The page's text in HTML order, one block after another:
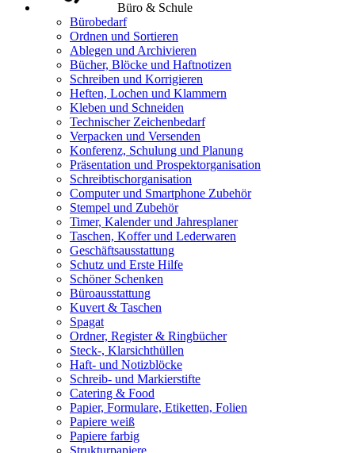
Büro & Schule
Bürobedarf
Ordnen und Sortieren
Ablegen und Archivieren
Bücher, Blöcke und Haftnotizen
Schreiben und Korrigieren
Heften, Lochen und Klammern
Kleben und Schneiden
Technischer Zeichenbedarf
Verpacken und Versenden
Konferenz, Schulung und Planung
Präsentation und Prospektorganisation
Schreibtischorganisation
Computer und Smartphone Zubehör
Stempel und Zubehör
Timer, Kalender und Jahresplaner
Taschen, Koffer und Lederwaren
Geschäftsausstattung
Schutz und Erste Hilfe
Schöner Schenken
Büroausstattung
Kuvert & Taschen
Spagat
Ordner, Register & Ringbücher
Steck-, Klarsichthüllen
Haft- und Notizblöcke
Schreib- und Markierstifte
Catering & Food
Papier, Formulare, Etiketten, Folien
Papiere weiß
Papiere farbig